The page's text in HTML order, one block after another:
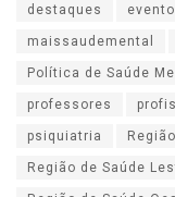
destaques evento
maissaudemental
Política de Saúde
professores
psiquiatria
Região de Saúde